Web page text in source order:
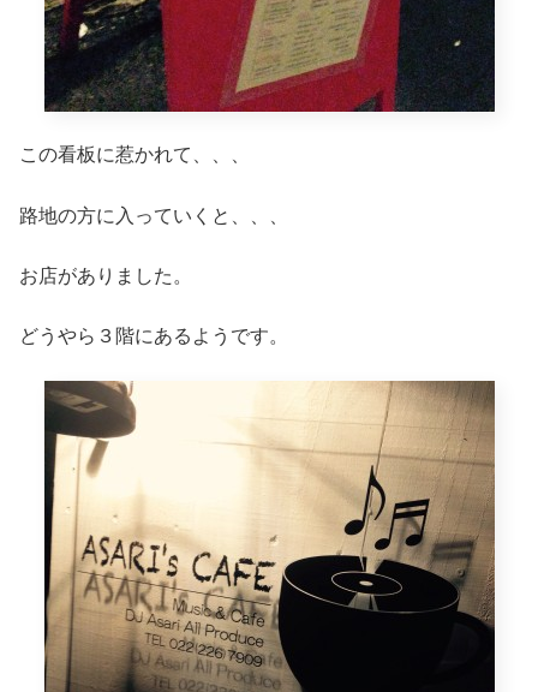
この看板に惹かれて、、、
路地の方に入っていくと、、、
お店がありました。
どうやら３階にあるようです。